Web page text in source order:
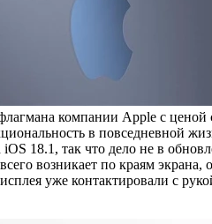
компании Apple с
в повседневной
18.1, так что дело не в
возникает по краям экрана,
уже контактировали с